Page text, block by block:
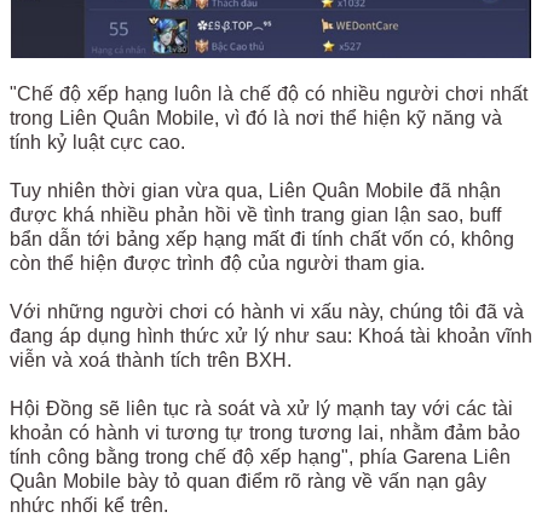
"Chế độ xếp hạng luôn là chế độ có nhiều người chơi nhất
trong Liên Quân Mobile, vì đó là nơi thể hiện kỹ năng và
tính kỷ luật cực cao.
Tuy nhiên thời gian vừa qua, Liên Quân Mobile đã nhận
được khá nhiều phản hồi về tình trang gian lận sao, buff
bẩn dẫn tới bảng xếp hạng mất đi tính chất vốn có, không
còn thể hiện được trình độ của người tham gia.
Với những người chơi có hành vi xấu này, chúng tôi đã và
đang áp dụng hình thức xử lý như sau: Khoá tài khoản vĩnh
viễn và xoá thành tích trên BXH.
Hội Đồng sẽ liên tục rà soát và xử lý mạnh tay với các tài
khoản có hành vi tương tự trong tương lai, nhằm đảm bảo
tính công bằng trong chế độ xếp hạng", phía Garena Liên
Quân Mobile bày tỏ quan điểm rõ ràng về vấn nạn gây
nhức nhối kể trên.